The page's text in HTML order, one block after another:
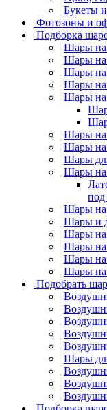
Букеты
Фотозоны и
Подборка
Шары на
Шары на
Шары на
Шары на
Шары на
Шары на
Шары
Шары
Шары на
под
Шары на
Шары и
Шары
Шары на
Шары на
Шары на
Подобрать
Шары